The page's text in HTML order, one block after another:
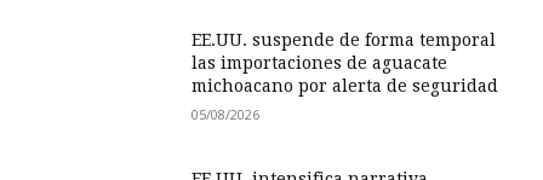
EE.UU. suspende de forma temporal
las importaciones de aguacate
michoacano por alerta de seguridad
05/08/2026